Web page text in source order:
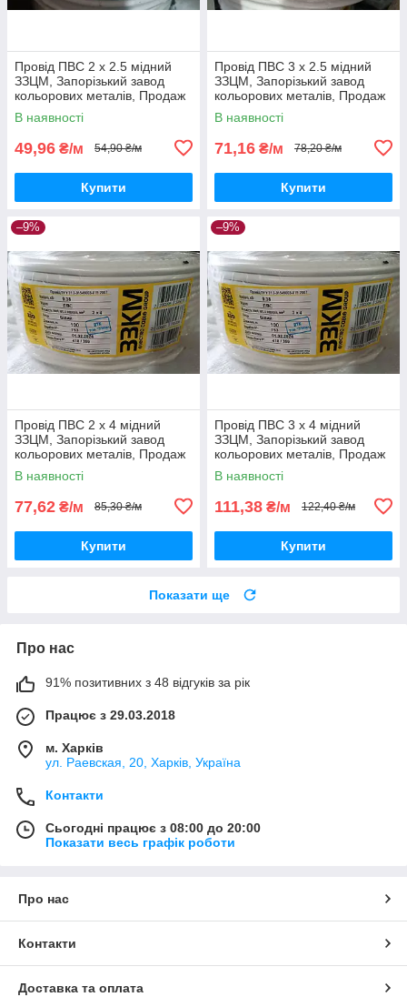
Провід ПВС 2 х 2.5 мідний
ЗЗЦМ, Запорізький завод
кольорових металів, Продаж
кратно 5 метрам
В наявності
49,96 ₴/м 54,90 ₴/м
Купити
Провід ПВС 3 х 2.5 мідний
ЗЗЦМ, Запорізький завод
кольорових металів, Продаж
кратно 5 метрам
В наявності
71,16 ₴/м 78,20 ₴/м
Купити
–9%
Провід ПВС 2 х 4 мідний
ЗЗЦМ, Запорізький завод
кольорових металів, Продаж
кратно 5 метрам
В наявності
77,62 ₴/м 85,30 ₴/м
Купити
–9%
Провід ПВС 3 х 4 мідний
ЗЗЦМ, Запорізький завод
кольорових металів, Продаж
кратно 5 метрам
В наявності
111,38 ₴/м 122,40 ₴/м
Купити
Показати ще
Про нас
91% позитивних з 48 відгуків за рік
Працює з 29.03.2018
м. Харків
ул. Раевская, 20, Харків, Україна
Контакти
Сьогодні працює з 08:00 до 20:00
Показати весь графік роботи
Про нас
Контакти
Доставка та оплата